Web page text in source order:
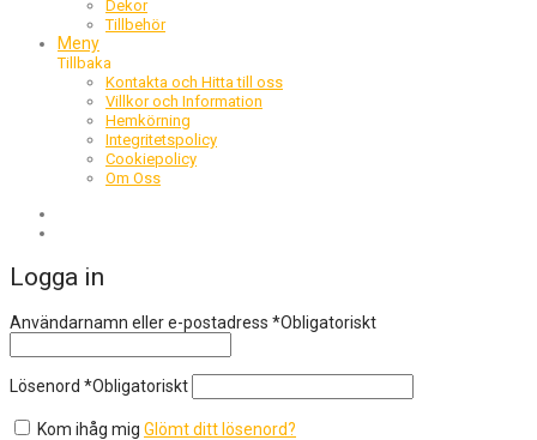
Dekor
Tillbehör
Meny
Tillbaka
Kontakta och Hitta till oss
Villkor och Information
Hemkörning
Integritetspolicy
Cookiepolicy
Om Oss
Logga in
Användarnamn eller e-postadress *Obligatoriskt
Lösenord *Obligatoriskt
Kom ihåg mig Glömt ditt lösenord?